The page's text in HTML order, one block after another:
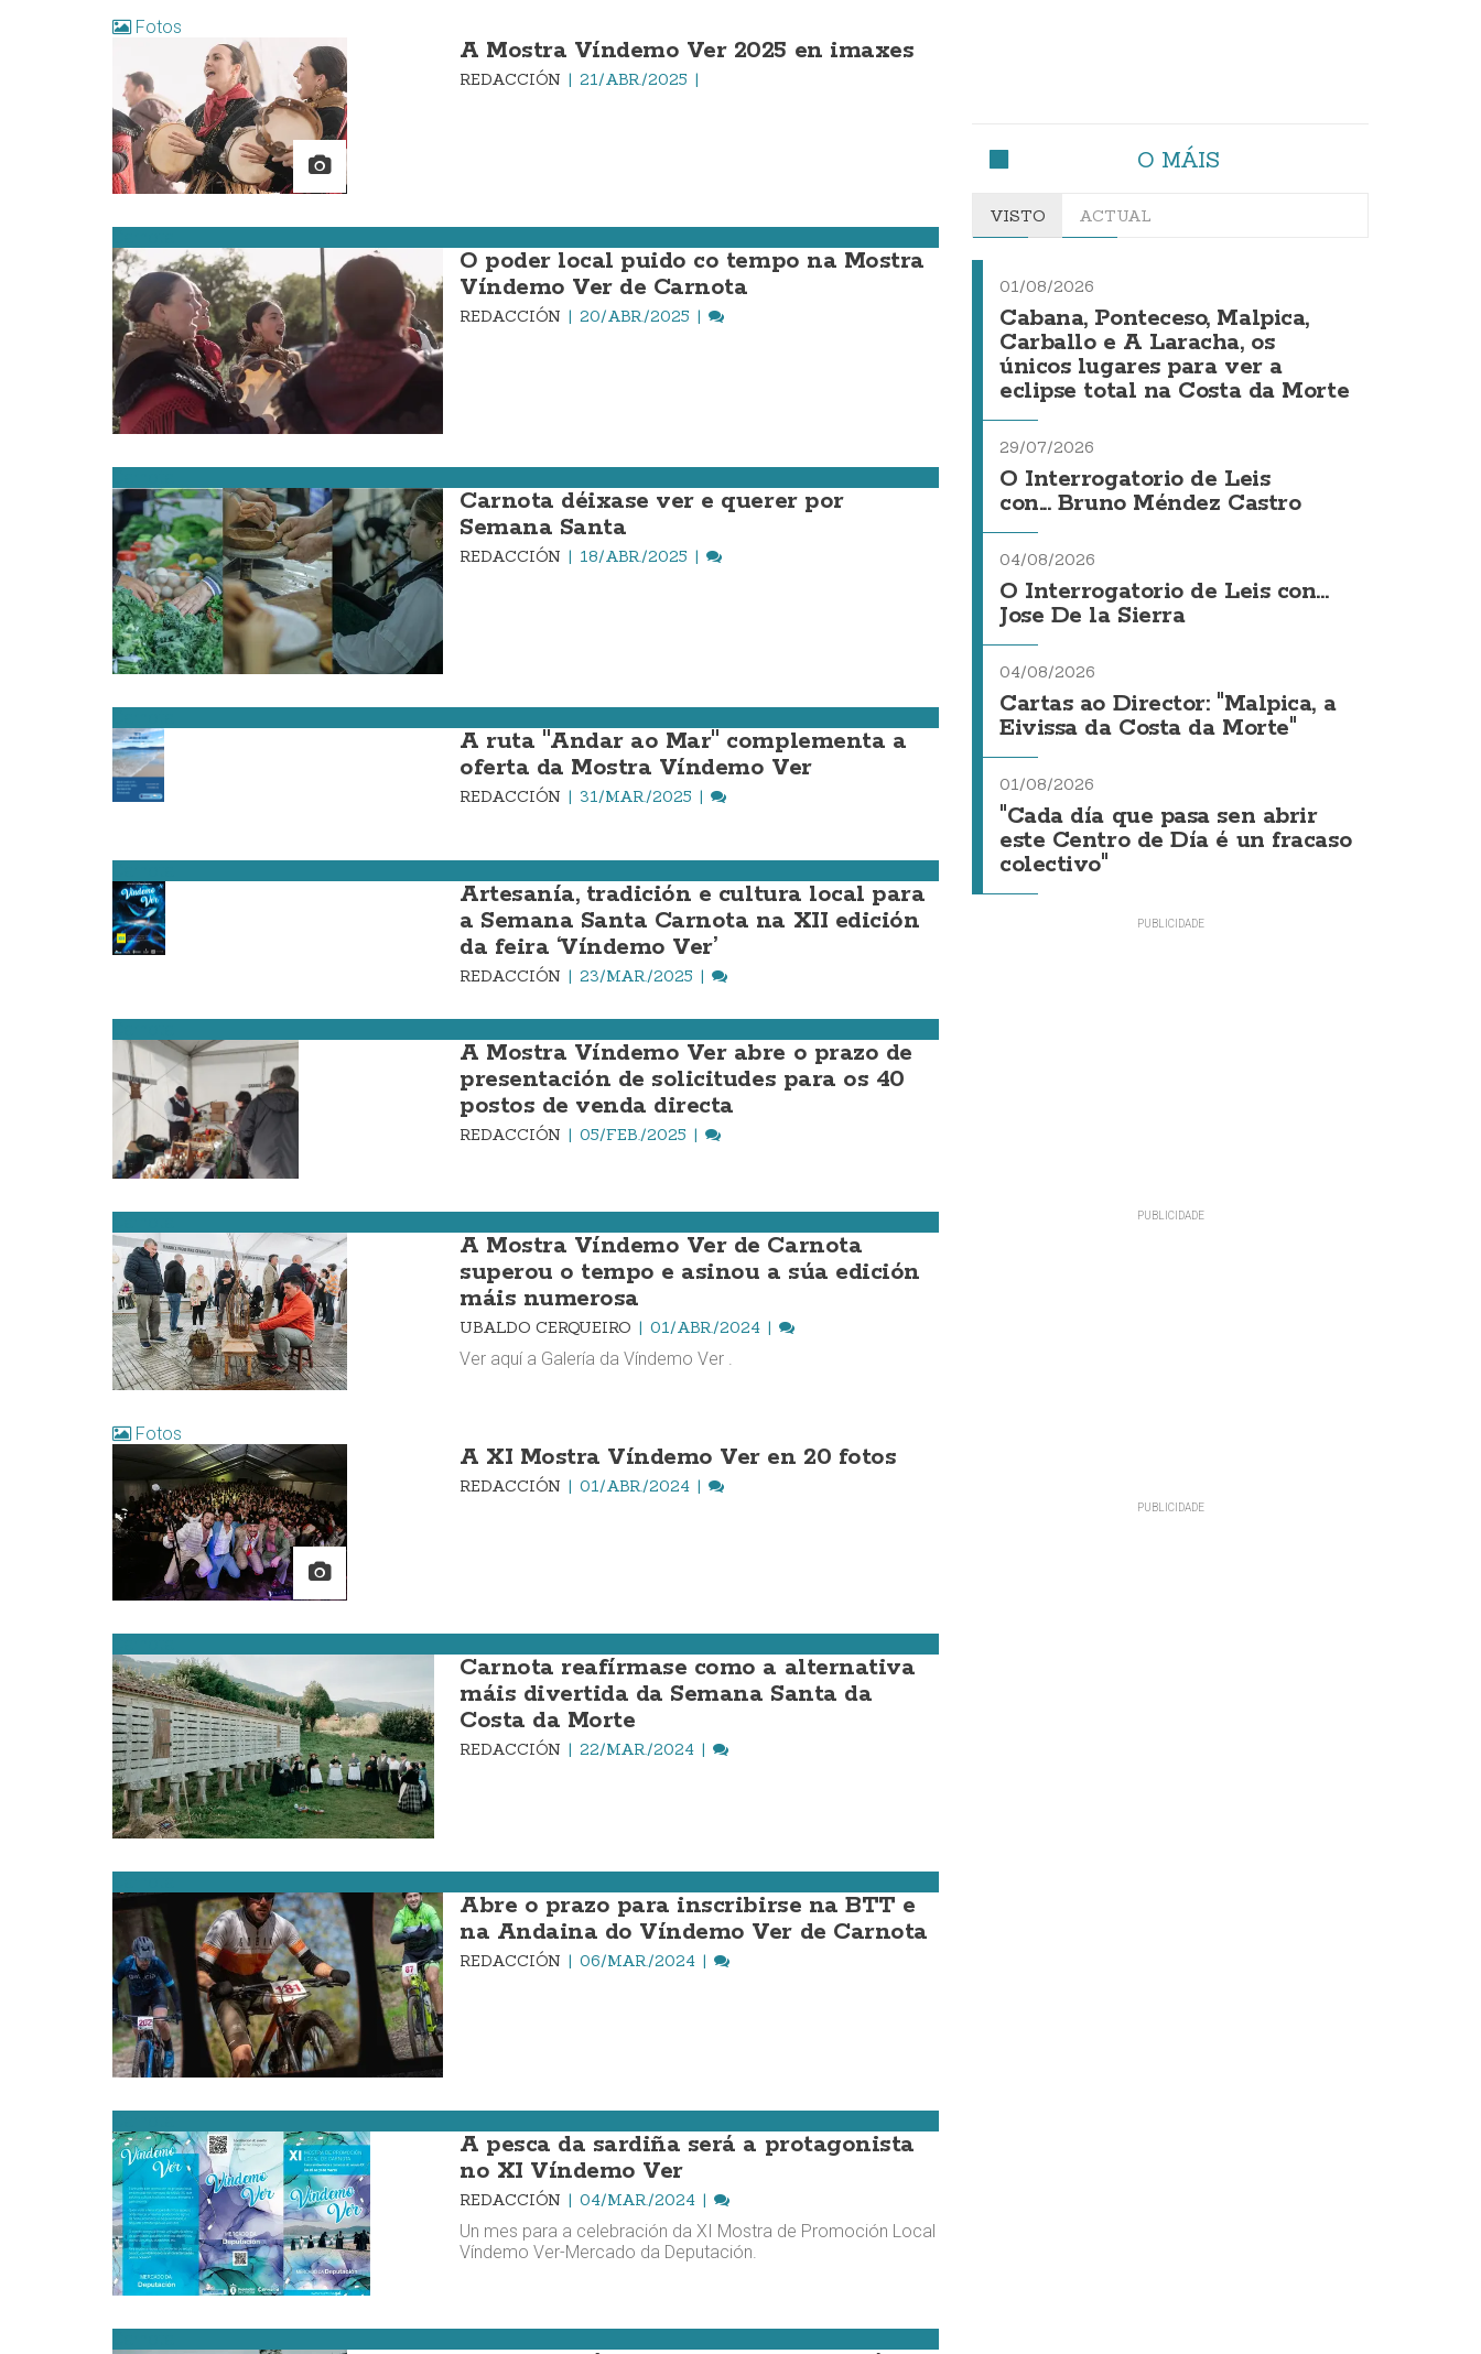
Fotos
A Mostra Víndemo Ver 2025 en imaxes
REDACCIÓN 21/ABR./2025
O poder local puido co tempo na Mostra
Víndemo Ver de Carnota
REDACCIÓN 20/ABR./2025
Carnota déixase ver e querer por
Semana Santa
REDACCIÓN 18/ABR./2025
A ruta "Andar ao Mar" complementa a
oferta da Mostra Víndemo Ver
REDACCIÓN 31/MAR./2025
Artesanía, tradición e cultura local para
a Semana Santa Carnota na XII edición
da feira ‘Víndemo Ver’
REDACCIÓN 23/MAR./2025
A Mostra Víndemo Ver abre o prazo de
presentación de solicitudes para os 40
postos de venda directa
REDACCIÓN 05/FEB./2025
A Mostra Víndemo Ver de Carnota
superou o tempo e asinou a súa edición
máis numerosa
UBALDO CERQUEIRO 01/ABR./2024
Ver aquí a Galería da Víndemo Ver .
Fotos
A XI Mostra Víndemo Ver en 20 fotos
REDACCIÓN 01/ABR./2024
Carnota reafírmase como a alternativa
máis divertida da Semana Santa da
Costa da Morte
REDACCIÓN 22/MAR./2024
Abre o prazo para inscribirse na BTT e
na Andaina do Víndemo Ver de Carnota
REDACCIÓN 06/MAR./2024
A pesca da sardiña será a protagonista
no XI Víndemo Ver
REDACCIÓN 04/MAR./2024
Un mes para a celebración da XI Mostra de Promoción Local
Víndemo Ver-Mercado da Deputación.
O MÁIS
VISTO ACTUAL
01/08/2026
Cabana, Ponteceso, Malpica,
Carballo e A Laracha, os
únicos lugares para ver a
eclipse total na Costa da Morte
29/07/2026
O Interrogatorio de Leis
con... Bruno Méndez Castro
04/08/2026
O Interrogatorio de Leis con...
Jose De la Sierra
04/08/2026
Cartas ao Director: "Malpica, a
Eivissa da Costa da Morte"
01/08/2026
"Cada día que pasa sen abrir
este Centro de Día é un fracaso
colectivo"